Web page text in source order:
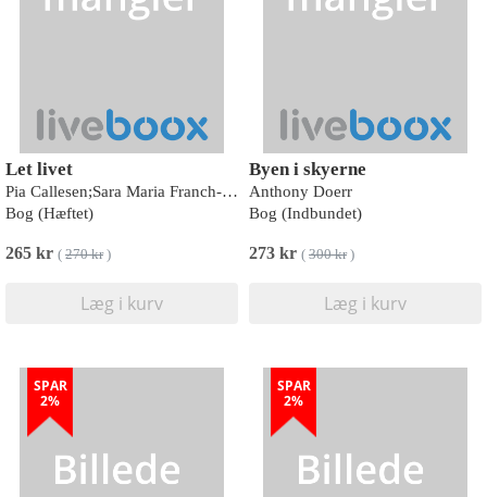
Let livet
Pia Callesen;Sara Maria Franch-Mærkedahl
Bog (Hæftet)
265 kr ( 270 kr)
Læg i kurv
Byen i skyerne
Anthony Doerr
Bog (Indbundet)
273 kr ( 300 kr)
Læg i kurv
SPAR
2%
SPAR
2%